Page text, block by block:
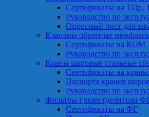
Сертификаты на ТПр,
Руководство по
Опросный лист для
Клапаны обратные
Сертификаты на КОМ
Руководство по
Краны шаровые стальные
Сертификаты на
Паспорта кранов
Руководство по
Фильтры-грязеотделители
Сертификаты на ФГ